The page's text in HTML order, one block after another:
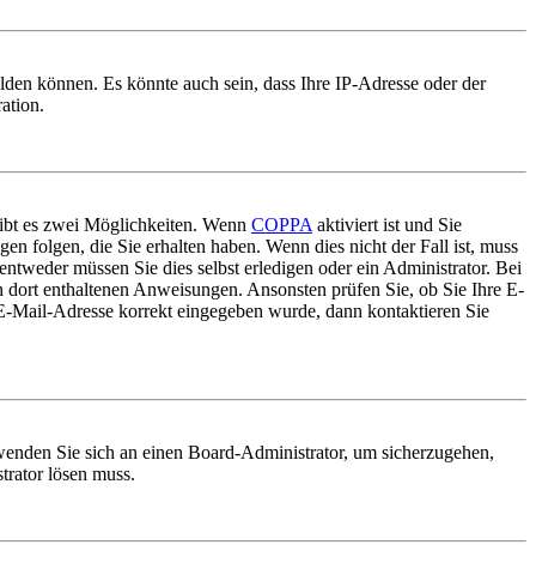
können. Es könnte auch sein, dass Ihre IP-Adresse oder der
es zwei Möglichkeiten. Wenn COPPA aktiviert ist und Sie
folgen, die Sie erhalten haben. Wenn dies nicht der Fall ist, muss
müssen Sie dies selbst erledigen oder ein Administrator. Bei
enthaltenen Anweisungen. Ansonsten prüfen Sie, ob Sie Ihre E-
Adresse korrekt eingegeben wurde, dann kontaktieren Sie
Sie sich an einen Board-Administrator, um sicherzugehen,
lösen muss.